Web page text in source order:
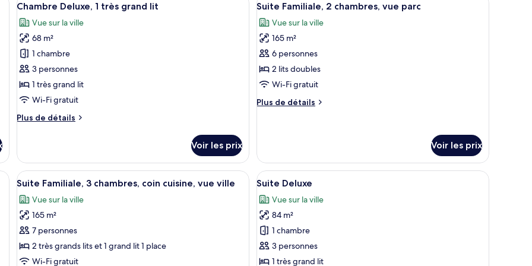
chambre
Chambre
Double
Standard
de
Chambre
Double
Supérieure
toutes
les
photos
pour
ce
type
de
chambre :
Chambre
très
grand
lit
13
Chambre Deluxe, 1 très grand lit
Vue sur la ville
68 m²
1 chambre
3 personnes
1 très grand lit
Wi-Fi gratuit
Plus de détails
Plus
le
type
de
Chambre
Deluxe,
très
grand
lit
Voir les prix
toutes
les
photos
pour
ce
type
chambre :
chambres,
vue
parc
12
Suite Familiale, 2 chambres, vue parc
Vue sur la ville
165 m²
6 personnes
2 lits doubles
Wi-Fi gratuit
Plus de détails
Plus
type
de
chambre
Suite
Familiale,
2
chambres,
vue
parc
Voir les prix
lit, un bureau, une chaise et une lampe.
Afficher
toutes
les
photos
pour
ce
type
Une chambre d’hôtel moderne avec un grand lit, un bureau et une chaise.
7
Suite Familiale, 3 chambres, coin cuisine, vue ville
Vue sur la ville
165 m²
7 personnes
2 très grands lits et 1 grand lit 1 place
Wi-Fi gratuit
Afficher
toutes
les
photos
pour
ce
type
Une chambre d’hôtel avec un grand lit, un
7
Suite Deluxe
Vue sur la ville
84 m²
1 chambre
3 personnes
1 très grand lit